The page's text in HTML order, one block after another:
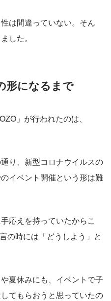
は間違っていない。そん
した。
形になるまで
」が行われたのは、
り、新型コロナウイルスの
イベント開催という形は難
応えを持っていたからこ
の時には「どうしよう」と
夏休みにも、イベントで子
てもらおうと思っていたの